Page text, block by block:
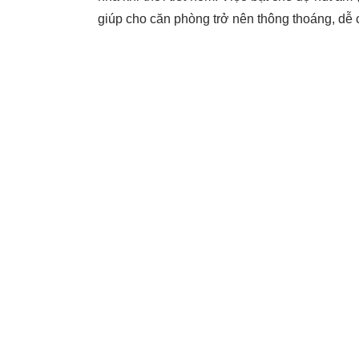
giúp cho căn phòng trở nên thông thoáng, dễ